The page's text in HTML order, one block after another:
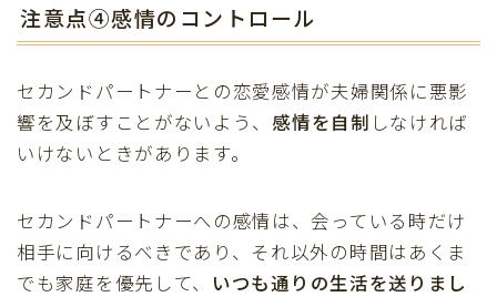
注意点④感情のコントロール
セカンドパートナーとの恋愛感情が夫婦関係に悪影
響を及ぼすことがないよう、 感情を自制 しなければ
いけないときがあります。
セカンドパートナーへの感情は、会っている時だけ
相手に向けるべきであり、それ以外の時間はあくま
でも家庭を優先して、 いつも通りの生活を送りまし